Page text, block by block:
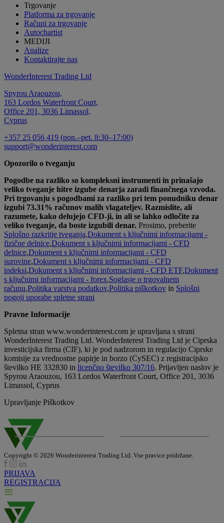
Trgovanje
Platforma za trgovanje
Računi za trgovanje
Autochartist
MEDIJI
Analize
Kontaktirajte nas
WonderInterest Trading Ltd
Spyrou Araouzou,
163 Lordos Waterfront Court,
Office 201, 3036 Limassol,
Cyprus
+357 25 056 419 (pon.–pet. 8:30–17:00)
support@wonderinterest.com
Opozorilo o tveganju
Pogodbe na razliko so kompleksni instrumenti in prinašajo
veliko tveganje hitre izgube denarja zaradi finančnega vzvoda.
Pri trgovanju s pogodbami za razliko pri tem ponudniku denar
izgubi 73.31% računov malih vlagateljev. Razmislite, ali
razumete, kako delujejo CFD-ji, in ali se lahko odločite za
veliko tveganje, da boste izgubili denar. Prosimo, preberite
Splošno razkritje tveganja,Dokument s ključnimi informacijami -
fizične delnice,Dokument s ključnimi informacijami - CFD
delnice,Dokument s ključnimi informacijami - CFD
surovine,Dokument s ključnimi informacijami - CFD
indeksi,Dokument s ključnimi informacijami - CFD ETF,Dokument
s ključnimi informacijami - forex,Soglasje o trgovalnem
računu,Politika varstva podatkov,Politika piškotkov in Splošni
pogoji uporabe spletne strani
Pravne Informacije
Spletna stran www.wonderinterest.com je upravljana s strani
WonderInterest Trading Ltd. WonderInterest Trading Ltd je Ciprska
investicijska firma (CIF), ki je pod nadzorom in regulacijo Ciprske
komisije za vrednostne papirje in borzo (CySEC) z registracijsko
številko HE 332830 in licenčno številko 307/16. Prijavljen naslov je
Spyrou Araouzou, 163 Lordos Waterfront Court, Office 201, 3036
Limassol, Cyprus
Upravljanje Piškotkov
Copyright © 2026 Wonderinterest Trading Ltd. Vse pravice pridržane.
PRIJAVA
REGISTRACIJA